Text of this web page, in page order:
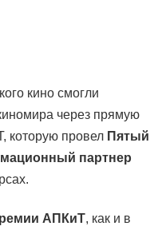
кино смогли
через прямую
которую провел Пятый
партнер
АПКиТ, как и в